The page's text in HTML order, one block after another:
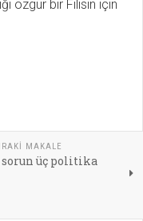
özgür bir Filisin için
MAKALE
sorun üç politika